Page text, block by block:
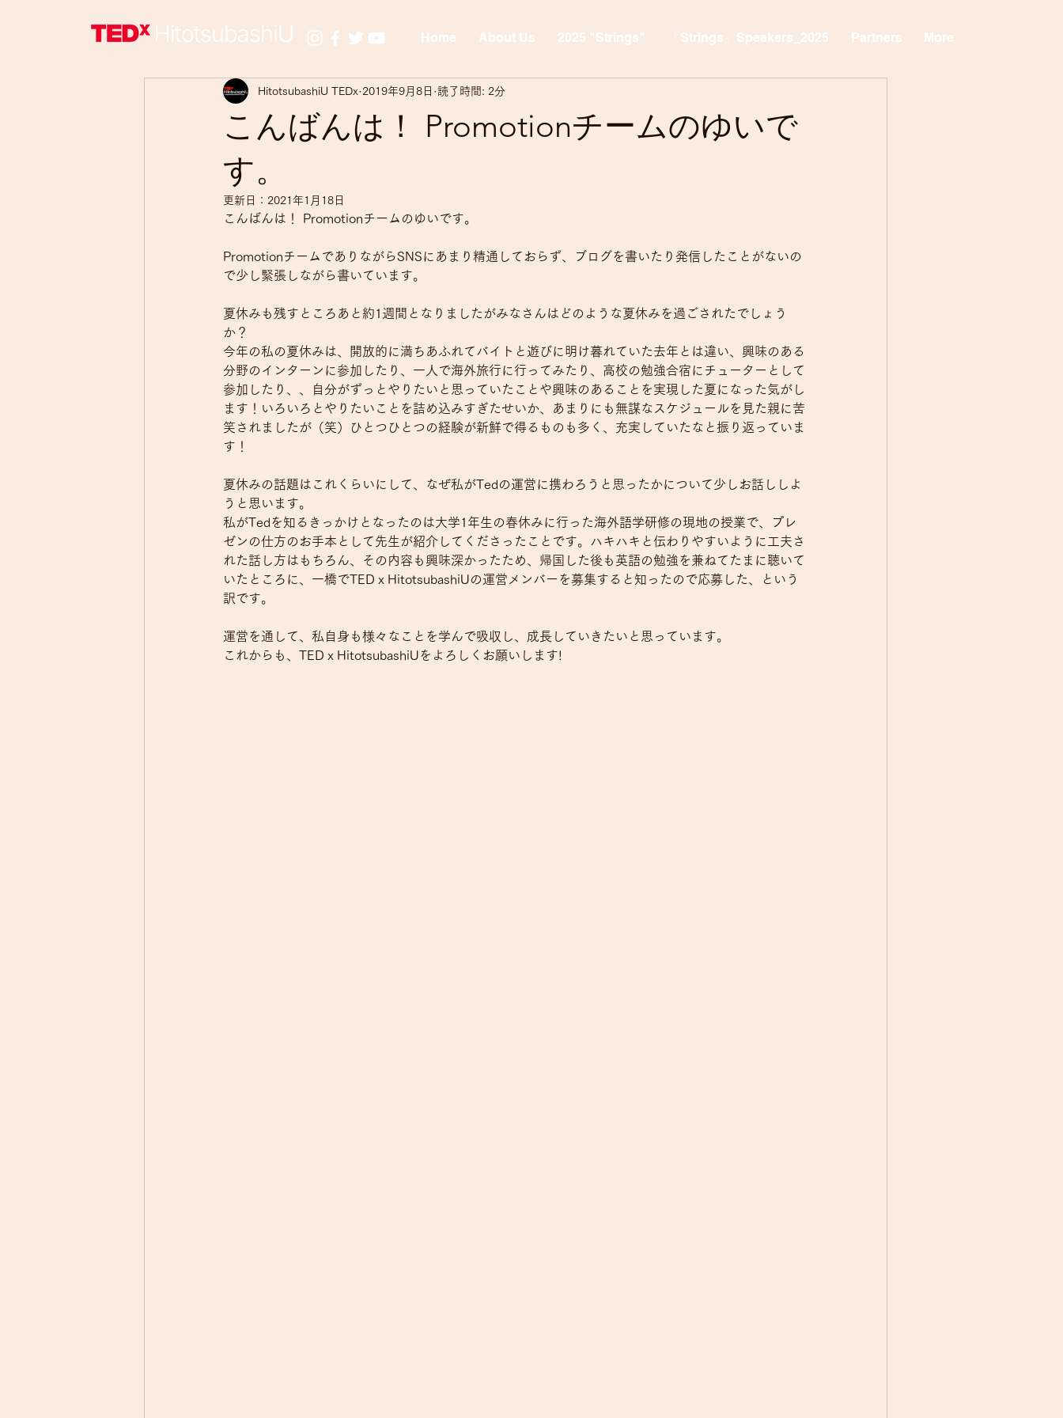
Home About Us 2025 "Strings" 「Strings」Speakers_2025 Partners More
こんばんは！ Promotionチームのゆいで
す。
HitotsubashiU TEDx 2019年9月8日 読了時間: 2分
更新日： 2021年1月18日
こんばんは！ Promotionチームのゆいです。
PromotionチームでありながらSNSにあまり精通しておらず、ブログを書いたり発信したことがないの
で少し緊張しながら書いています。
夏休みも残すところあと約1週間となりましたがみなさんはどのような夏休みを過ごされたでしょう
か？
今年の私の夏休みは、開放的に満ちあふれてバイトと遊びに明け暮れていた去年とは違い、興味のある
分野のインターンに参加したり、一人で海外旅行に行ってみたり、高校の勉強合宿にチューターとして
参加したり、、自分がずっとやりたいと思っていたことや興味のあることを実現した夏になった気がし
ます！いろいろとやりたいことを詰め込みすぎたせいか、あまりにも無謀なスケジュールを見た親に苦
笑されましたが（笑）ひとつひとつの経験が新鮮で得るものも多く、充実していたなと振り返っていま
す！
夏休みの話題はこれくらいにして、なぜ私がTedの運営に携わろうと思ったかについて少しお話ししよ
うと思います。
私がTedを知るきっかけとなったのは大学1年生の春休みに行った海外語学研修の現地の授業で、プレ
ゼンの仕方のお手本として先生が紹介してくださったことです。ハキハキと伝わりやすいように工夫さ
れた話し方はもちろん、その内容も興味深かったため、帰国した後も英語の勉強を兼ねてたまに聴いて
いたところに、一橋でTEDｘHitotsubashiUの運営メンバーを募集すると知ったので応募した、という
訳です。
運営を通して、私自身も様々なことを学んで吸収し、成長していきたいと思っています。
これからも、TEDｘHitotsubashiUをよろしくお願いします!